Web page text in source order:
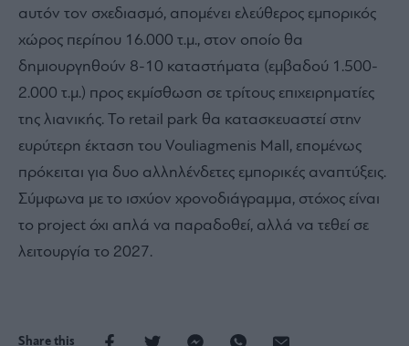
αυτόν τον σχεδιασμό, απομένει ελεύθερος εμπορικός
χώρος περίπου 16.000 τ.μ., στον οποίο θα
δημιουργηθούν 8-10 καταστήματα (εμβαδού 1.500-
2.000 τ.μ.) προς εκμίσθωση σε τρίτους επιχειρηματίες
της λιανικής. To retail park θα κατασκευαστεί στην
ευρύτερη έκταση του Vouliagmenis Mall, επομένως
πρόκειται για δυο αλληλένδετες εμπορικές αναπτύξεις.
Σύμφωνα με το ισχύον χρονοδιάγραμμα, στόχος είναι
το project όχι απλά να παραδοθεί, αλλά να τεθεί σε
λειτουργία το 2027.
Share this